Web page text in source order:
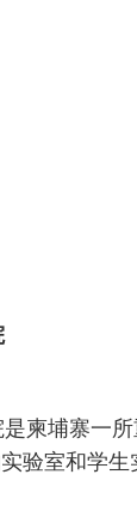
柬埔寨一
验室和学